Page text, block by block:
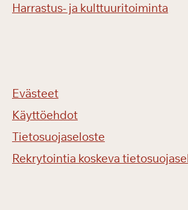
Harrastus- ja kulttuuritoiminta
Evästeet
Käyttöehdot
Tietosuojaseloste
Rekrytointia koskeva